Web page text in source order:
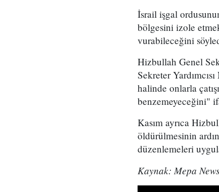
İsrail işgal
bölgesini izole
vurabileceğini
Hizbullah Genel
Sekreter
halinde onlarla
benzemeyeceğini"
Kasım ayrıca
öldürülmesinin
düzenlemeleri
Kaynak: Mepa